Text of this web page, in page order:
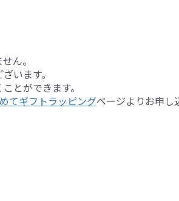
ん。
います。
とができます。
てギフトラッピングページよりお申し